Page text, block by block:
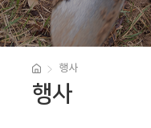
행사
행사